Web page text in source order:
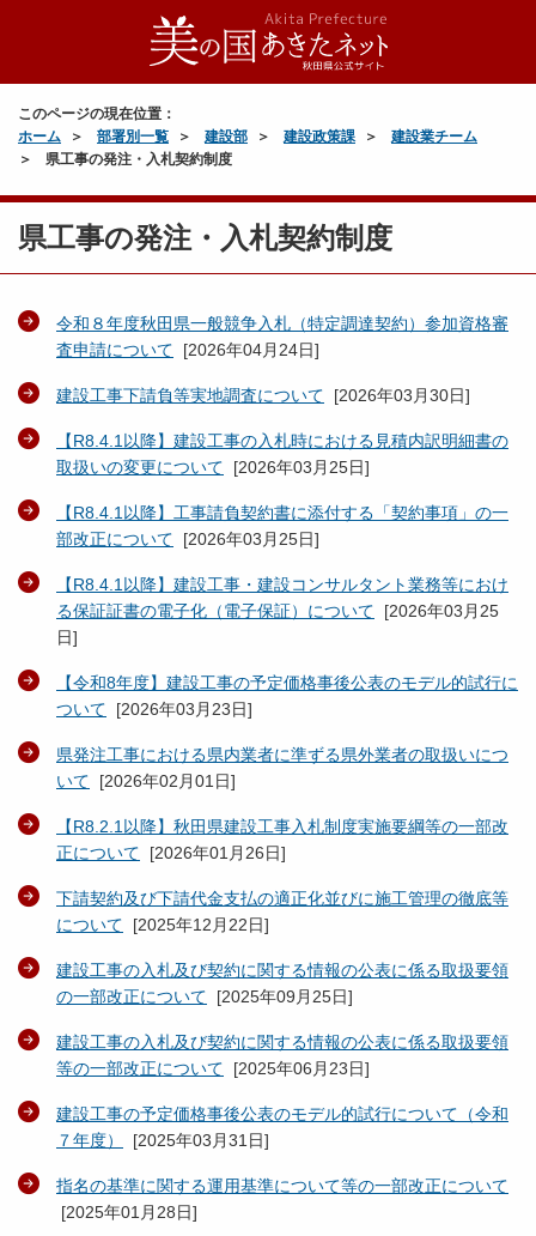
このページの現在位置：
ホーム
部署別一覧 建設部 建設政策課
建設業チーム
県工事の発注・入札契約制度
県工事の発注・入札契約制度
令和８年度秋田県一般競争入札（特定調達契約）参加資格審
査申請について [2026年04月24日]
建設工事下請負等実地調査について [2026年03月30日]
【R8.4.1以降】建設工事の入札時における見積内訳明細書の
取扱いの変更について [2026年03月25日]
【R8.4.1以降】工事請負契約書に添付する「契約事項」の一
部改正について [2026年03月25日]
【R8.4.1以降】建設工事・建設コンサルタント業務等におけ
る保証証書の電子化（電子保証）について [2026年03月25
日]
【令和8年度】建設工事の予定価格事後公表のモデル的試行に
ついて [2026年03月23日]
県発注工事における県内業者に準ずる県外業者の取扱いにつ
いて [2026年02月01日]
【R8.2.1以降】秋田県建設工事入札制度実施要綱等の一部改
正について [2026年01月26日]
下請契約及び下請代金支払の適正化並びに施工管理の徹底等
について [2025年12月22日]
建設工事の入札及び契約に関する情報の公表に係る取扱要領
の一部改正について [2025年09月25日]
建設工事の入札及び契約に関する情報の公表に係る取扱要領
等の一部改正について [2025年06月23日]
建設工事の予定価格事後公表のモデル的試行について（令和
７年度）
[2025年03月31日]
指名の基準に関する運用基準について等の一部改正について
[2025年01月28日]